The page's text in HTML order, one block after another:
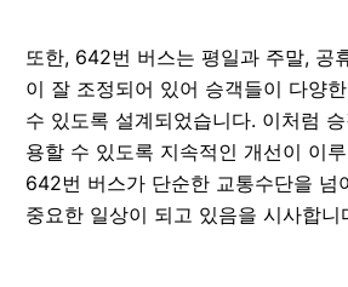
또한, 642번 버스는 평일과 주말, 공
이 잘 조정되어 있어 승객들이 다양
수 있도록 설계되었습니다. 이처럼
용할 수 있도록 지속적인 개선이 이
642번 버스가 단순한 교통수단을 넘
중요한 일상이 되고 있음을 시사합니